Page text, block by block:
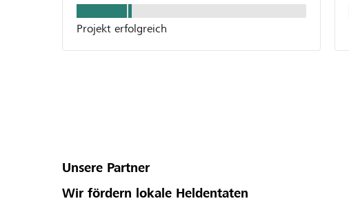
Projekt erfolgreich
Unsere Partner
Wir fördern lokale Heldentaten